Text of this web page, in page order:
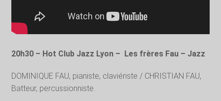
20h30 – Hot Club Jazz Lyon – Les frères Fau – Jazz
DOMINIQUE FAU, pianiste, claviériste / CHRISTIAN FAU,
Batteur, percussionniste.